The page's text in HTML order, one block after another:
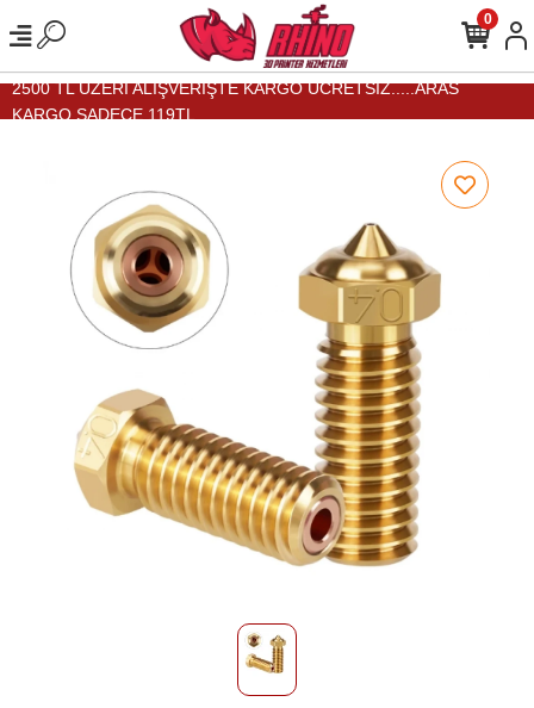
2500 TL ÜZERİ ALIŞVERİŞTE KARGO ÜCRETSİZ.....ARAS
KARGO SADECE 119TL...
0